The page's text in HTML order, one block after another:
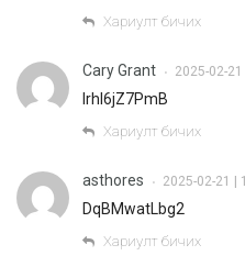
Хариулт бичих
Cary Grant • 2025-02-
Irhl6jZ7PmB
Хариулт бичих
asthores • 2025-02-21 |
DqBMwatLbg2
Хариулт бичих